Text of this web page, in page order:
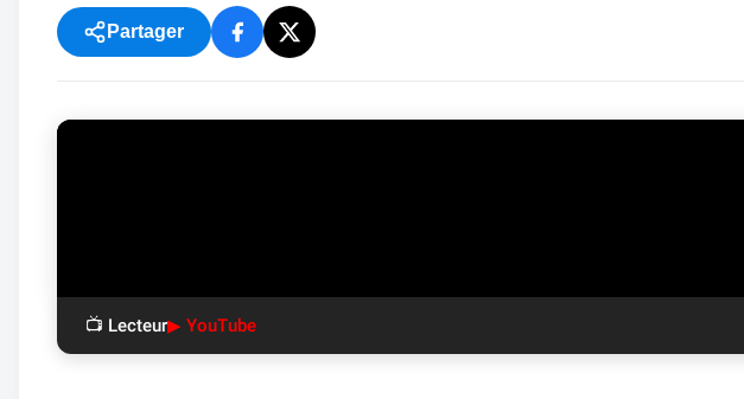
Partager
📺 Lecteur▶ YouTube